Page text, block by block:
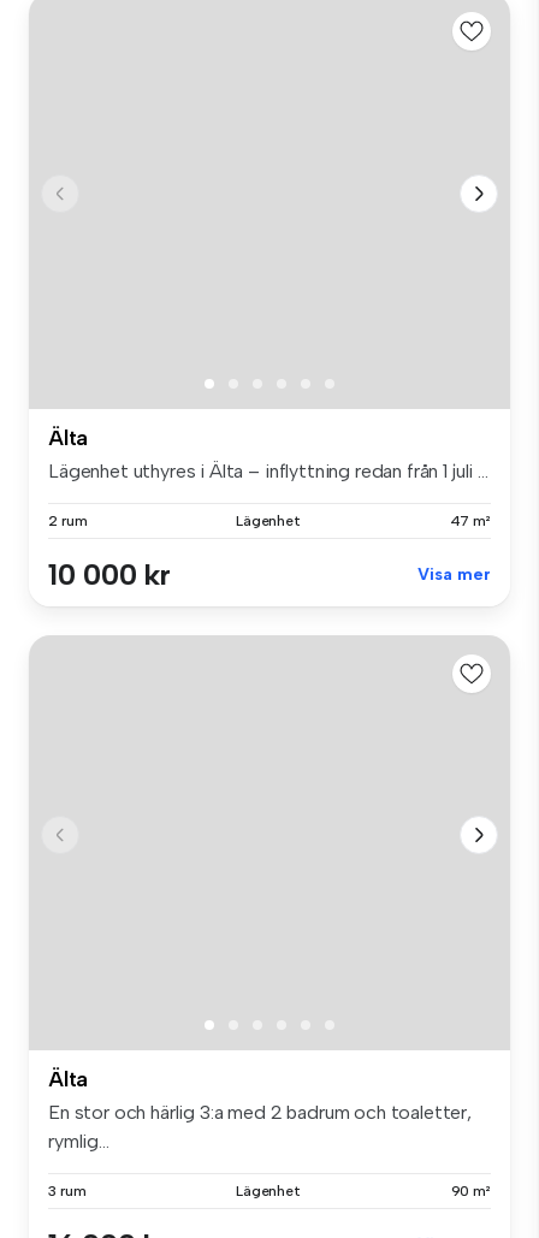
Älta
Lägenhet uthyres i Älta – inflyttning redan från 1 juli ...
2 rum Lägenhet 47 m²
10 000 kr Visa mer
Älta
En stor och härlig 3:a med 2 badrum och toaletter,
rymlig...
3 rum Lägenhet 90 m²